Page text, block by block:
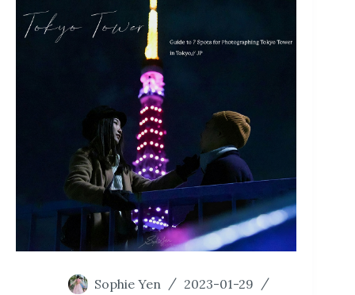
Sophie Yen
2023-01-29